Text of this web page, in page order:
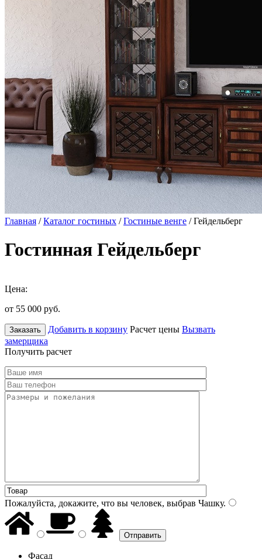
Главная /Каталог гостиных /Гостиные венге / Гейдельберг
Гостинная Гейдельберг
Цена:
от 55 000 руб.
Заказать Добавить в корзину Расчет цены Вызвать
замерщика
Получить расчет
Пожалуйста, докажите, что вы человек, выбрав Чашку.
Фасад